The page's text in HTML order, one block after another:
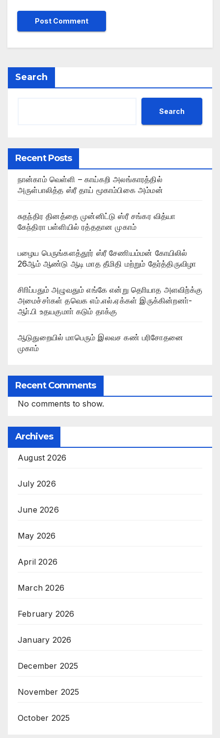
Search
Search
Recent Posts
நான்காம் வெள்ளி – காய்கறி அலங்காரத்தில்
அருள்பாலித்த ஸ்ரீ தாய் மூகாம்பிகை அம்மன்
சுதந்திர தினத்தை முன்னிட்டு ஸ்ரீ சங்கர வித்யா
கேந்திரா பள்ளியில் ரத்ததான முகாம்
பழைய பெருங்களத்தூர் ஸ்ரீ சேணியம்மன் கோயிலில்
26ஆம் ஆண்டு ஆடி மாத தீமிதி மற்றும் தேர்த்திருவிழா
சிாிப்பதும் அழுவதும் எங்கே என்று தொியாத அளவிற்க்கு
அமைச்சா்கள் தவெக எம்.எல்.ஏக்கள் இருக்கின்றனா்-
ஆா்.பி உதயகுமாா் கடும் தாக்கு
ஆடுதுறையில் மாபெரும் இலவச கண் பரிசோதனை
முகாம்
Recent Comments
No comments to show.
Archives
August 2026
July 2026
June 2026
May 2026
April 2026
March 2026
February 2026
January 2026
December 2025
November 2025
October 2025